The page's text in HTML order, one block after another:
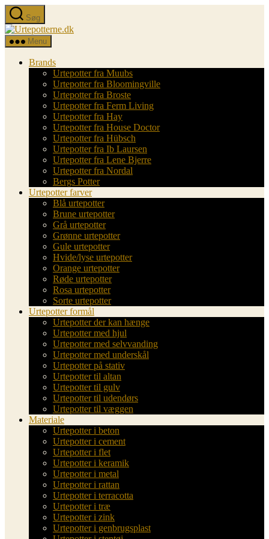
Spring
til
indholdet
Søg
Urtepotterne.dk
Menu
Brands
Urtepotter fra Muubs
Urtepotter fra Bloomingville
Urtepotter fra Broste
Urtepotter fra Ferm Living
Urtepotter fra Hay
Urtepotter fra House Doctor
Urtepotter fra Hübsch
Urtepotter fra Ib Laursen
Urtepotter fra Lene Bjerre
Urtepotter fra Nordal
Bergs Potter
Urtepotter farver
Blå urtepotter
Brune urtepotter
Grå urtepotter
Grønne urtepotter
Gule urtepotter
Hvide/lyse urtepotter
Orange urtepotter
Røde urtepotter
Rosa urtepotter
Sorte urtepotter
Urtepotter formål
Urtepotter der kan hænge
Urtepotter med hjul
Urtepotter med selvvanding
Urtepotter med underskål
Urtepotter på stativ
Urtepotter til altan
Urtepotter til gulv
Urtepotter til udendørs
Urtepotter til væggen
Materiale
Urtepotter i beton
Urtepotter i cement
Urtepotter i flet
Urtepotter i keramik
Urtepotter i metal
Urtepotter i rattan
Urtepotter i terracotta
Urtepotter i træ
Urtepotter i zink
Urtepotter i genbrugsplast